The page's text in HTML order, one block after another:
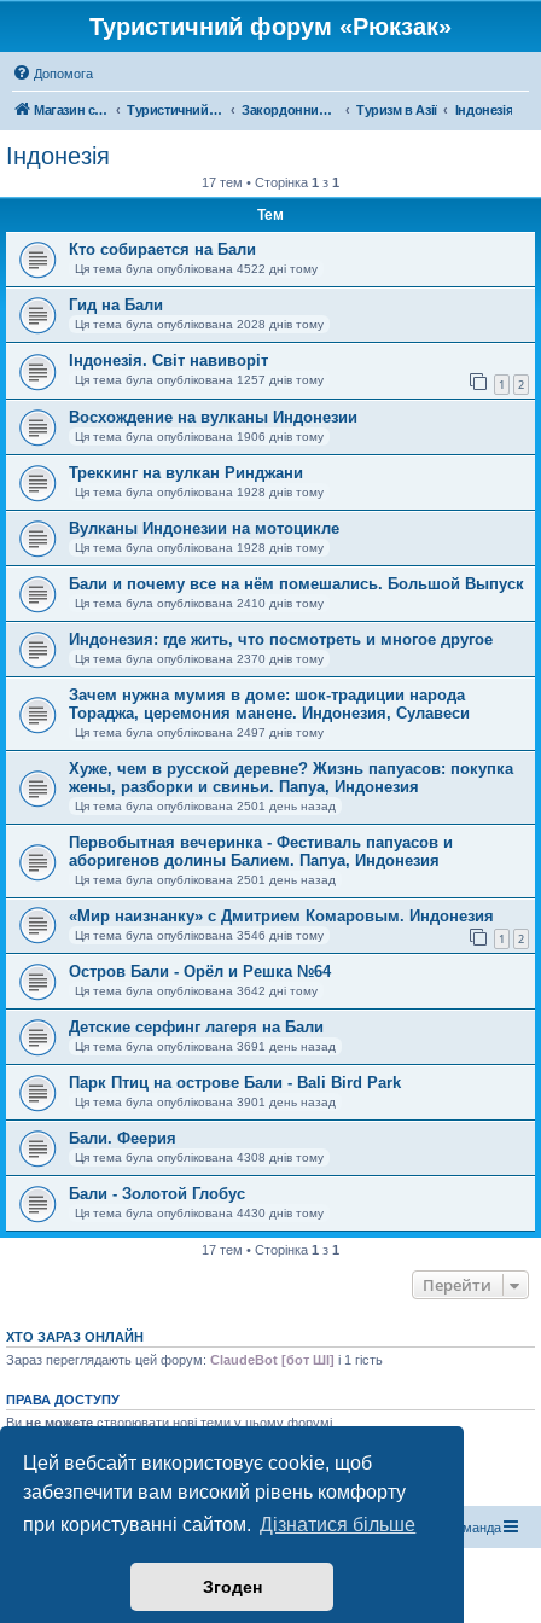
Цей вебсайт використовує cookie, щоб
забезпечити вам високий рівень комфорту
при користуванні сайтом. Дізнатися більше
Згоден
Туристичний форум «Рюкзак»
Допомога
Магазин спорядження Туристичний форум «Рюкзак» Закордонний туризм Туризм в Азії Індонезія
Індонезія
17 тем • Сторінка 1 з 1
Тем
Кто собирается на Бали
Ця тема була опублікована 4522 дні тому
Гид на Бали
Ця тема була опублікована 2028 днів тому
Індонезія. Світ навиворіт
1 2
Ця тема була опублікована 1257 днів тому
Восхождение на вулканы Индонезии
Ця тема була опублікована 1906 днів тому
Треккинг на вулкан Ринджани
Ця тема була опублікована 1928 днів тому
Вулканы Индонезии на мотоцикле
Ця тема була опублікована 1928 днів тому
Бали и почему все на нём помешались. Большой Выпуск
Ця тема була опублікована 2410 днів тому
Индонезия: где жить, что посмотреть и многое другое
Ця тема була опублікована 2370 днів тому
Зачем нужна мумия в доме: шок-традиции народа
Тораджа, церемония манене. Индонезия, Сулавеси
Ця тема була опублікована 2497 днів тому
Хуже, чем в русской деревне? Жизнь папуасов: покупка
жены, разборки и свиньи. Папуа, Индонезия
Ця тема була опублікована 2501 день назад
Первобытная вечеринка - Фестиваль папуасов и
аборигенов долины Балием. Папуа, Индонезия
Ця тема була опублікована 2501 день назад
«Мир наизнанку» с Дмитрием Комаровым. Индонезия
1 2
Ця тема була опублікована 3546 днів тому
Остров Бали - Орёл и Решка №64
Ця тема була опублікована 3642 дні тому
Детские серфинг лагеря на Бали
Ця тема була опублікована 3691 день назад
Парк Птиц на острове Бали - Bali Bird Park
Ця тема була опублікована 3901 день назад
Бали. Феерия
Ця тема була опублікована 4308 днів тому
Бали - Золотой Глобус
Ця тема була опублікована 4430 днів тому
17 тем • Сторінка 1 з 1
Перейти
ХТО ЗАРАЗ ОНЛАЙН
Зараз переглядають цей форум: ClaudeBot [бот ШІ] і 1 гість
ПРАВА ДОСТУПУ
Ви не можете створювати нові теми у цьому форумі
Вине можетередагувати ваші повідомлення у цьому форумі
Вине можетевидаляти ваші повідомлення у цьому форумі
Вине можетедодавати файли у цьому форумі
Магазин спорядження Туристичний форум «Рюкзак» Команда
Працює на phpBB® Forum Software © phpBB Limited
Конфіденційність